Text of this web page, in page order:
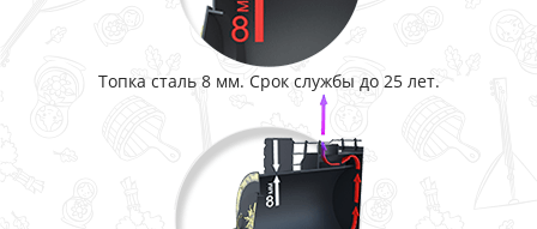
Топка сталь 8 мм. Срок службы до 25 лет.